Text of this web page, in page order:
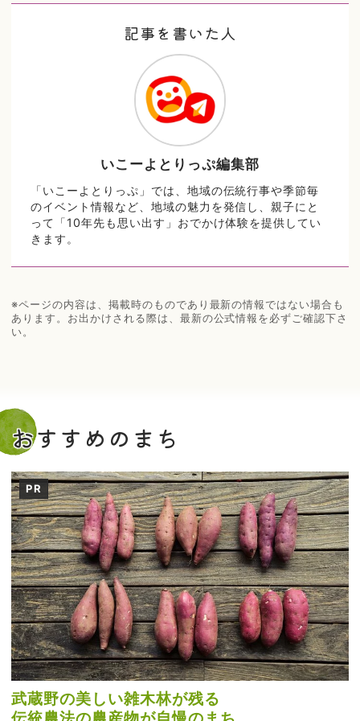
記事を書いた人
いこーよとりっぷ編集部
「いこーよとりっぷ」では、地域の伝統行事や季節毎
のイベント情報など、地域の魅力を発信し、親子にと
って「10年先も思い出す」おでかけ体験を提供してい
きます。
※ページの内容は、掲載時のものであり最新の情報ではない場合も
あります。お出かけされる際は、最新の公式情報を必ずご確認下さ
い。
おすすめのまち
PR
武蔵野の美しい雑木林が残る